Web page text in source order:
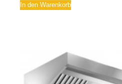
In den Warenkorb